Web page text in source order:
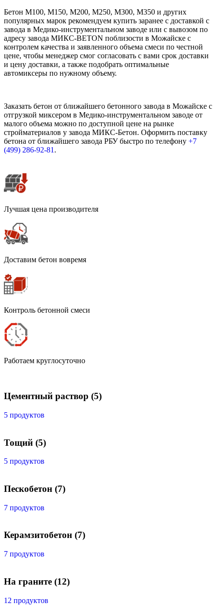
Бетон М100, М150, М200, М250, М300, М350 и других
популярных марок рекомендуем купить заранее с доставкой с
завода в Медико-инструментальном заводе или с вывозом по
адресу завода МИКС-BETON поблизости в Можайске с
контролем качества и заявленного объема смеси по честной
цене, чтобы менеджер смог согласовать с вами срок доставки
и цену доставки, а также подобрать оптимальные
автомиксеры по нужному объему.
Заказать бетон от ближайшего бетонного завода в Можайске с
отгрузкой миксером в Медико-инструментальном заводе от
малого объема можно по доступной цене на рынке
стройматериалов у завода МИКС-Бетон. Оформить поставку
бетона от ближайшего завода РБУ быстро по телефону +7
(499) 286-92-81 .
Лучшая цена производителя
Доставим бетон вовремя
Контроль бетонной смеси
Работаем круглосуточно
Цементный раствор (5)
5 продуктов
Тощий (5)
5 продуктов
Пескобетон (7)
7 продуктов
Керамзитобетон (7)
7 продуктов
На граните (12)
12 продуктов